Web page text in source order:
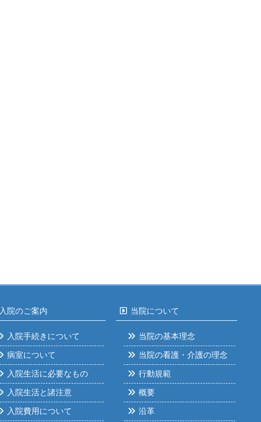
入院のご案内
入院手続きについて
病室について
入院生活に必要なもの
入院生活と諸注意
入院費用について
当院について
当院の基本理念
当院の看護・介護の理念
行動規範
概要
沿革